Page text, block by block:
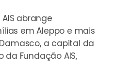
abrange
em Aleppo e mais
a capital da
da Fundação AIS,